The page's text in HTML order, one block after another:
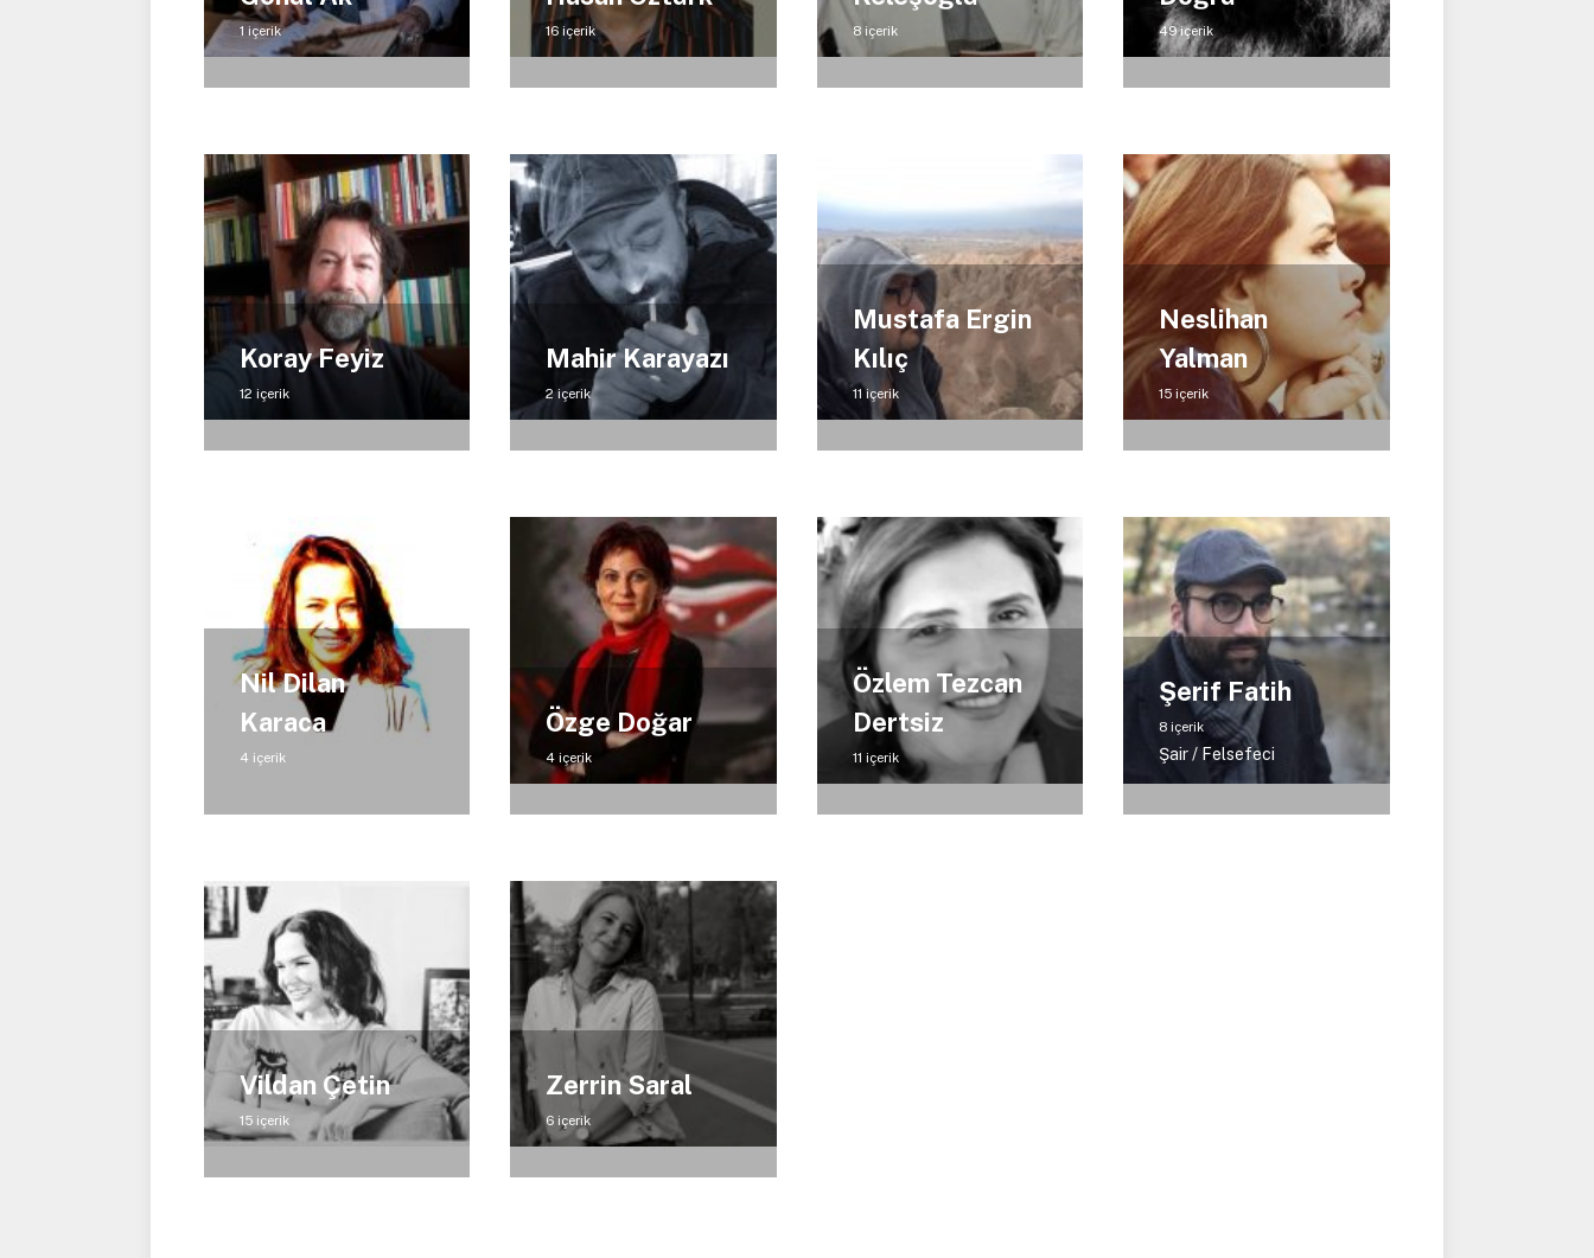
1 içerik 16 içerik 8 içerik 49 içerik
Koray Feyiz
12 içerik
Mahir Karayazı
2 içerik
Mustafa Ergin
Kılıç
11 içerik
Neslihan
Yalman
15 içerik
Nil Dilan
Karaca
4 içerik
Özge Doğar
4 içerik
Özlem Tezcan
Dertsiz
11 içerik
Şerif Fatih
8 içerik
Şair / Felsefeci
Vildan Çetin
15 içerik
Zerrin Saral
6 içerik